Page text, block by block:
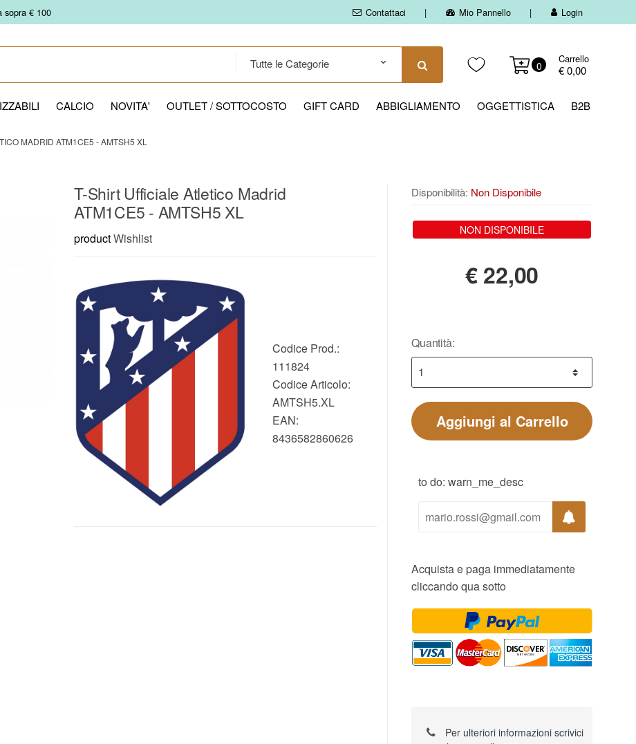
sopra € 100 Contattaci Mio Pannello Login
0
Carrello
€ 0,00
CALCIO NOVITA' OUTLET / SOTTOCOSTO GIFT CARD ABBIGLIAMENTO OGGETTISTICA B2B
MADRID ATM1CE5 - AMTSH5 XL
T-Shirt Ufficiale Atletico Madrid
ATM1CE5 - AMTSH5 XL
productWishlist
Codice Prod.:
111824
Codice Articolo:
AMTSH5.XL
EAN:
8436582860626
Disponibilità: Non Disponibile
NON DISPONIBILE
€22,00
Quantità:
Aggiungi al Carrello
to do: warn_me_desc
Acquista e paga immediatamente
cliccando qua sotto
Per ulteriori informazioni scrivici